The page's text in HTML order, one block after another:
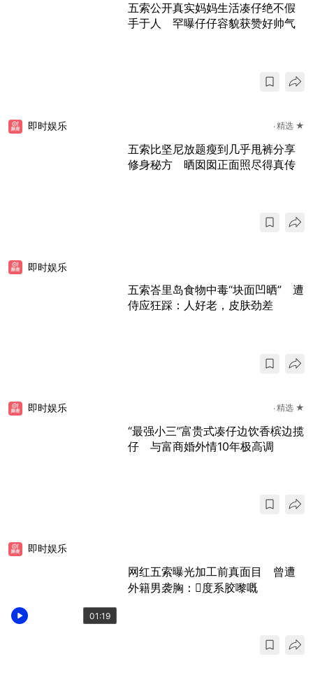
五索公开真实妈妈生活凑仔绝不假
手于人 罕曝仔仔容貌获赞好帅气
即时娱乐 精选 ★
五索比坚尼放题瘦到几乎甩裤分享
修身秘方 晒囡囡正面照尽得真传
即时娱乐
五索峇里岛食物中毒“块面凹晒” 遭
侍应狂踩：人好老，皮肤劲差
即时娱乐 精选 ★
“最强小三”富贵式凑仔边饮香槟边揽
仔 与富商婚外情10年极高调
01:19
即时娱乐
网红五索曝光加工前真面目 曾遭
外籍男袭胸：𠮶度系胶嚟嘅